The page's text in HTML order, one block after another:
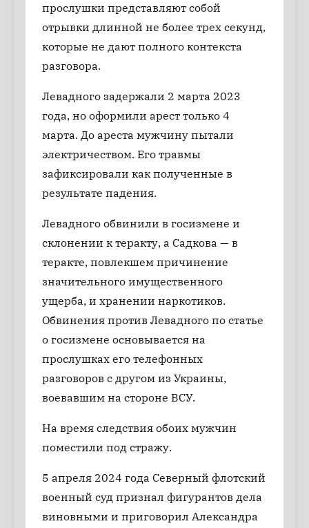
прослушки представляют собой
отрывки длинной не более трех секунд,
которые не дают полного контекста
разговора.
Левадного задержали 2 марта 2023
года, но оформили арест только 4
марта. До ареста мужчину пытали
электричеством. Его травмы
зафиксировали как полученные в
результате падения.
Левадного обвинили в госизмене и
склонении к теракту, а Садкова — в
теракте, повлекшем причинение
значительного имущественного
ущерба, и хранении наркотиков.
Обвинения против Левадного по статье
о госизмене основывается на
прослушках его телефонных
разговоров с другом из Украины,
воевавшим на стороне ВСУ.
На время следствия обоих мужчин
поместили под стражу.
5 апреля 2024 года Северный флотский
военный суд признал фигурантов дела
виновными и приговорил Александра